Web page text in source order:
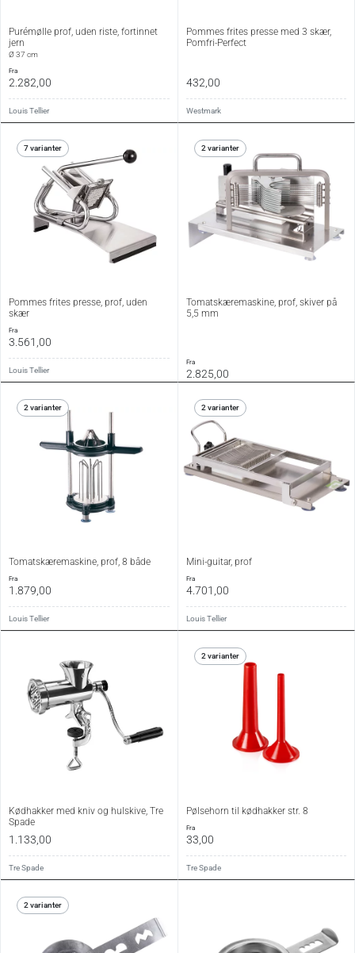
Purémølle prof, uden riste, fortinnet
jern
Ø 37 cm
fra
2.282,00
Louis Tellier
Pommes frites presse med 3 skær,
Pomfri-Perfect
432,00
Westmark
7 varianter
Pommes frites presse, prof, uden
skær
fra
3.561,00
Louis Tellier
2 varianter
Tomatskæremaskine, prof, skiver på
5,5 mm
fra
2.825,00
2 varianter
Tomatskæremaskine, prof, 8 både
fra
1.879,00
Louis Tellier
2 varianter
Mini-guitar, prof
fra
4.701,00
Louis Tellier
Kødhakker med kniv og hulskive, Tre
Spade
1.133,00
Tre Spade
2 varianter
Pølsehorn til kødhakker str. 8
fra
33,00
Tre Spade
2 varianter